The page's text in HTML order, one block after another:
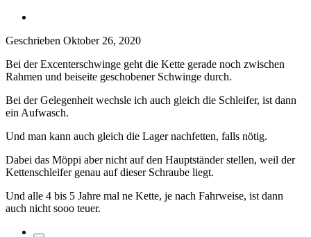
Geschrieben Oktober 26, 2020
Bei der Excenterschwinge geht die Kette gerade noch zwischen
Rahmen und beiseite geschobener Schwinge durch.
Bei der Gelegenheit wechsle ich auch gleich die Schleifer, ist dann
ein Aufwasch.
Und man kann auch gleich die Lager nachfetten, falls nötig.
Dabei das Möppi aber nicht auf den Hauptständer stellen, weil der
Kettenschleifer genau auf dieser Schraube liegt.
Und alle 4 bis 5 Jahre mal ne Kette, je nach Fahrweise, ist dann
auch nicht sooo teuer.